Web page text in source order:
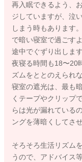
再入眠できるよう、
ジしていますが、泣
しまう時もあります
で暗い寝室で過ごす
途中でぐずり出しま
夜寝る時間も18〜20
ズムをととのえられ
寝室の遮光は、最も
くテープやクリップ
らは光が漏れている
ングを薄暗くしてさ
そろそろ生活リズム
うので、アドバイス